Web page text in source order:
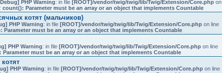
PHP Warning: in file [ROOT]/vendor/twig/twig/lib/Twig/Extension/Core.phpon
count(): Parameter must be an array or an object that implements Countable
котят (мальчиков)
PHP Warning: in file [ROOT]/vendor/twig/twig/lib/Twig/Extension/Core.phpon line
Parameter must be an array or an object that implements Countable
PHP Warning: in file [ROOT]/vendor/twig/twig/lib/Twig/Extension/Core.phpon line
Parameter must be an array or an object that implements Countable
PHP Warning: in file [ROOT]/vendor/twig/twig/lib/Twig/Extension/Core.phpon line